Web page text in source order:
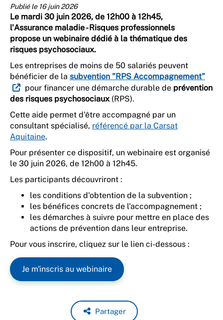
Publié le 16 juin 2026
Le mardi 30 juin 2026, de 12h00 à 12h45,
l'Assurance maladie - Risques professionnels
propose un webinaire dédié à la thématique des
risques psychosociaux.
Les entreprises de moins de 50 salariés peuvent
bénéficier de la subvention "RPS Accompagnement"
pour financer une démarche durable de prévention
des risques psychosociaux(RPS).
Cette aide permet d'être accompagné par un
consultant spécialisé, référencé par la Carsat
Aquitaine.
Pour présenter ce dispositif, un webinaire est organisé
le 30 juin 2026, de 12h00 à 12h45.
Les participants découvriront :
les conditions d'obtention de la subvention ;
les bénéfices concrets de l'accompagnement ;
les démarches à suivre pour mettre en place des
actions de prévention dans leur entreprise.
Pour vous inscrire, cliquez sur le lien ci-dessous :
Je m'inscris au webinaire
Partager